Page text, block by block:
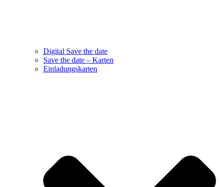
Digital Save the date
Save the date – Karten
Einladungskarten